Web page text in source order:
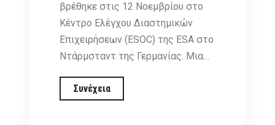
βρέθηκε στις 12 Νοεμβρίου στο
Κέντρο Ελέγχου Διαστημικών
Επιχειρήσεων (ESOC) της ESA στο
Ντάρμσταντ της Γερμανίας. Μια…
ΣυνέχειαΠροσεδάφιση